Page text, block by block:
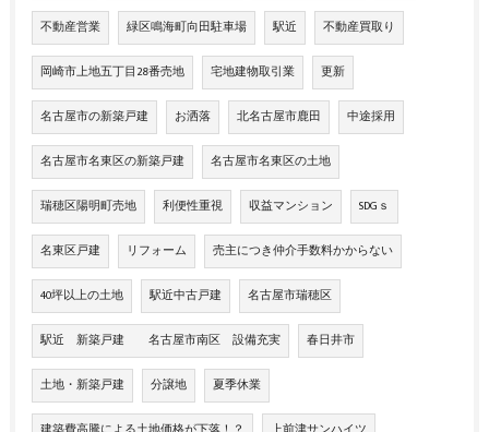
不動産営業 緑区鳴海町向田駐車場 駅近 不動産買取り
岡崎市上地五丁目28番売地 宅地建物取引業 更新
名古屋市の新築戸建 お洒落 北名古屋市鹿田 中途採用
名古屋市名東区の新築戸建 名古屋市名東区の土地
瑞穂区陽明町売地 利便性重視 収益マンション SDGｓ
名東区戸建 リフォーム 売主につき仲介手数料かからない
40坪以上の土地 駅近中古戸建 名古屋市瑞穂区
駅近 新築戸建 名古屋市南区 設備充実 春日井市
土地・新築戸建 分譲地 夏季休業